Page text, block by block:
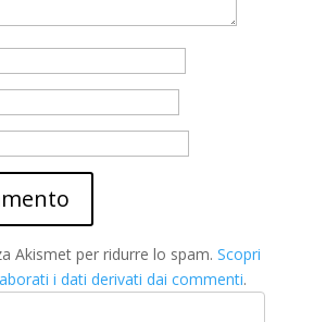
Akismet per ridurre lo spam. Scopri
i dati derivati dai commenti.